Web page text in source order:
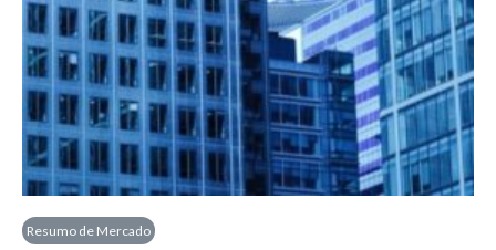
Resumo de Mercado